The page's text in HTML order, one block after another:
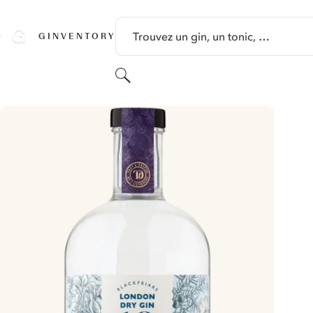
GINVENTORY Trouvez un gin, un tonic, …
Rechercher